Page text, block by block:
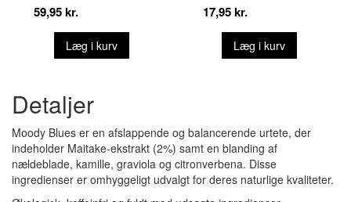
59,95 kr.
Læg i kurv
17,95 kr.
Læg i kurv
Detaljer
Moody Blues er en afslappende og balancerende urtete, der
indeholder Maitake-ekstrakt (2%) samt en blanding af
nældeblade, kamille, graviola og citronverbena. Disse
ingredienser er omhyggeligt udvalgt for deres naturlige kvaliteter.